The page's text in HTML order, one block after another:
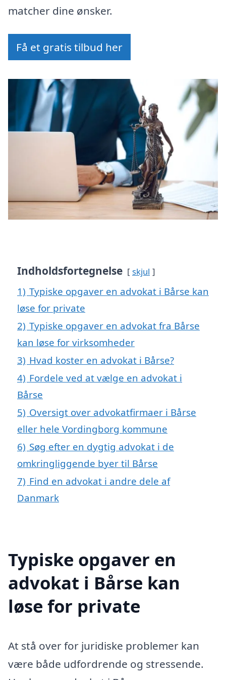
matcher dine ønsker.
Få et gratis tilbud her
Indholdsfortegnelse skjul
1) Typiske opgaver en advokat i Bårse kan
løse for private
2) Typiske opgaver en advokat fra Bårse
kan løse for virksomheder
3) Hvad koster en advokat i Bårse?
4) Fordele ved at vælge en advokat i
Bårse
5) Oversigt over advokatfirmaer i Bårse
eller hele Vordingborg kommune
6) Søg efter en dygtig advokat i de
omkringliggende byer til Bårse
7) Find en advokat i andre dele af
Danmark
Typiske opgaver en
advokat i Bårse kan
løse for private
At stå over for juridiske problemer kan
være både udfordrende og stressende.